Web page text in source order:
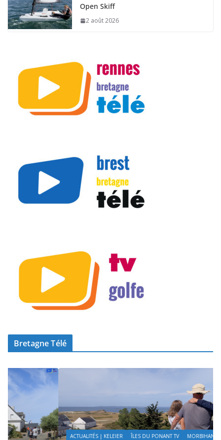
Open Skiff
2 août 2026
Bretagne Télé
ACTUALITÉS | KELEIER ÎLES DU PONANT TV MORBIHAN TOURISME